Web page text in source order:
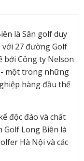
là Sân golf duy
27 đường Golf
bởi Công ty Nelson
- một trong những
hàng đầu thế
độc đáo và chất
Golf Long Biên là
Hà Nội và các